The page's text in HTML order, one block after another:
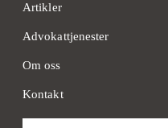
Artikler
Advokattjenester
Om oss
Kontakt